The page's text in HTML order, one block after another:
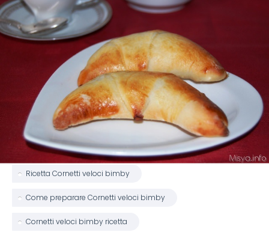
Ricetta Cornetti veloci bimby
Come preparare Cornetti veloci bimby
Cornetti veloci bimby ricetta